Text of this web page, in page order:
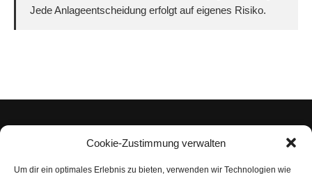
Cookie-Zustimmung verwalten
Um dir ein optimales Erlebnis zu bieten, verwenden wir Technologien wie
Jede Anlageentscheidung erfolgt auf eigenes Risiko.